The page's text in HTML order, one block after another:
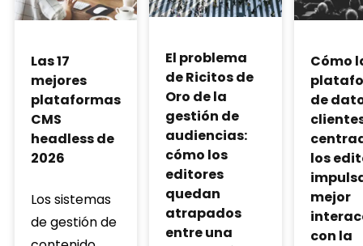
Las 17
mejores
plataformas
CMS
headless de
2026
Los sistemas
de gestión de
El problema
de Ricitos de
Oro de la
gestión de
audiencias:
cómo los
editores
quedan
atrapados
entre una
Cómo
de
los
mejor
con la